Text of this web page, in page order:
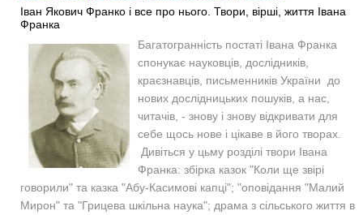
Іван Якович Франко і все про нього. Твори, вірші, життя Івана
Франка
Багатогранність постаті Івана Франка
спонукає науковців, дослідників,
краєзнавців, письменників України до
нових дослідницьких пошуків, а нас,
читачів, - знову і знову відкривати для
себе щось нове і цікаве в його творах.
Дивіться у цьму розділі твори Івана
Франка: збірка казок "Коли ще звірі
говорили" та казка "Абу-Касимові капці"; "оповідання "Малий
Мирон" та "Грицева шкільна наука"; драма з сільського життя в